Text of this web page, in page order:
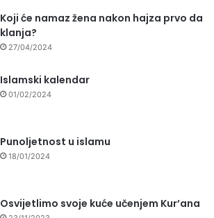
Koji će namaz žena nakon hajza prvo da
klanja?
27/04/2024
Islamski kalendar
01/02/2024
Punoljetnost u islamu
18/01/2024
Osvijetlimo svoje kuće učenjem Kur’ana